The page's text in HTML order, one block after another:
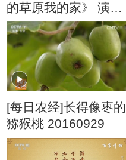
的草原我的家》 演
唱：阿云嘎
[每日农经]长得像枣的
猕猴桃 20160929